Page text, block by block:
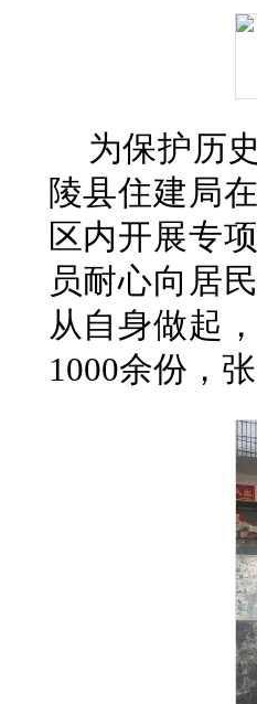
为保护历
陵县住建局
区内开展专
员耐心向居
从自身做起
1000余份，